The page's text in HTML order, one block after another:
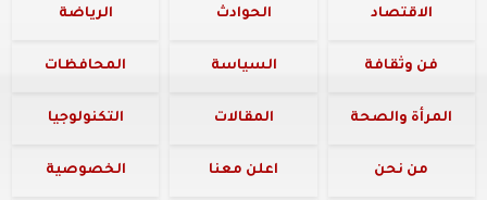
الاقتصاد الحوادث الرياضة
فن وثقافة السياسة المحافظات
المرأة والصحة المقالات التكنولوجيا
من نحن اعلن معنا الخصوصية